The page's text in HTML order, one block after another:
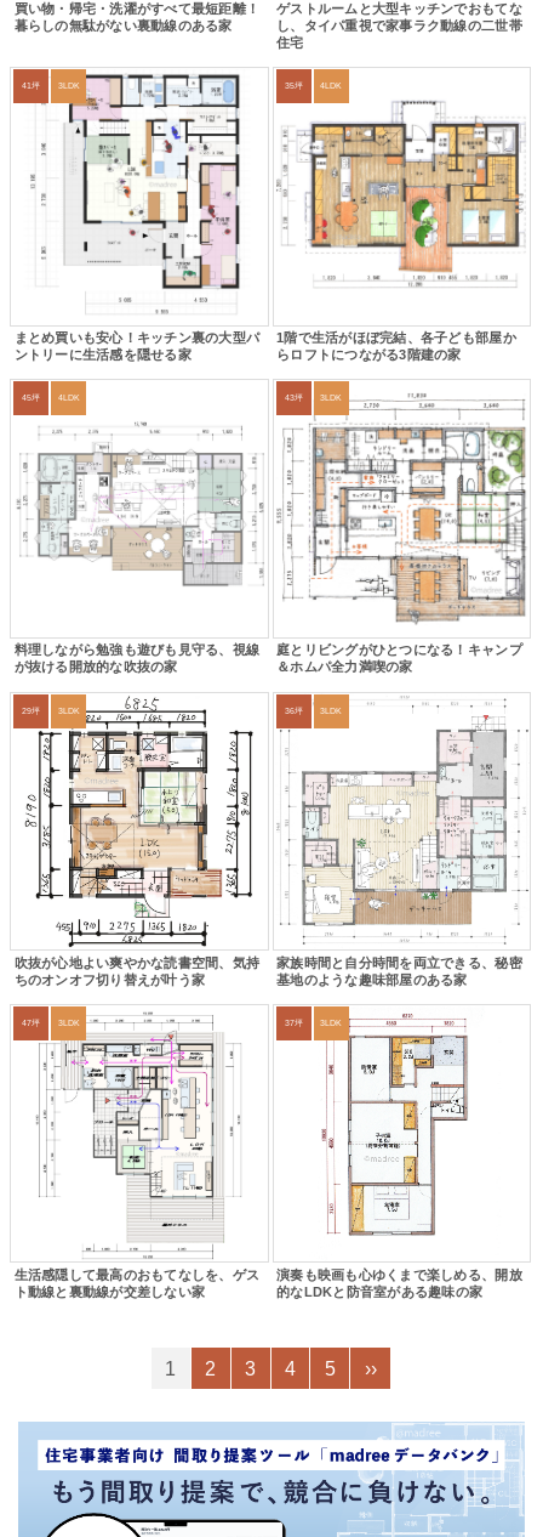
買い物・帰宅・洗濯がすべて最短距離！
暮らしの無駄がない裏動線のある家
ゲストルームと大型キッチンでおもてな
し、タイパ重視で家事ラク動線の二世帯
住宅
41坪 3LDK
まとめ買いも安心！キッチン裏の大型パ
ントリーに生活感を隠せる家
35坪 4LDK
1階で生活がほぼ完結、各子ども部屋か
らロフトにつながる3階建の家
45坪 4LDK
料理しながら勉強も遊びも見守る、視線
が抜ける開放的な吹抜の家
43坪 3LDK
庭とリビングがひとつになる！キャンプ
＆ホムパ全力満喫の家
29坪 3LDK
吹抜が心地よい爽やかな読書空間、気持
ちのオンオフ切り替えが叶う家
36坪 3LDK
家族時間と自分時間を両立できる、秘密
基地のような趣味部屋のある家
47坪 3LDK
生活感隠して最高のおもてなしを、ゲス
ト動線と裏動線が交差しない家
37坪 3LDK
演奏も映画も心ゆくまで楽しめる、開放
的なLDKと防音室がある趣味の家
1 2 3 4 5 ››